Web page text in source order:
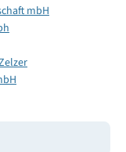
mbH